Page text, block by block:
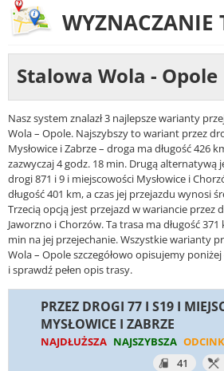
WYZNACZANIE
Stalowa Wola - Opole
Nasz system znalazł 3 najlepsze warianty
Wola – Opole. Najszybszy to wariant przez
Mysłowice i Zabrze – droga ma długość 426
zazwyczaj 4 godz. 18 min. Drugą alternatywą
drogi 871 i 9 i miejscowości Mysłowice i
długość 401 km, a czas jej przejazdu wynosi
Trzecią opcją jest przejazd w wariancie przez
Jaworzno i Chorzów. Ta trasa ma długość
min na jej przejechanie. Wszystkie warianty
Wola – Opole szczegółowo opisujemy
i sprawdź pełen opis trasy.
PRZEZ DROGI 77 I S19 I
MYSŁOWICE I ZABRZE
NAJDŁUŻSZA NAJSZYBSZA
41